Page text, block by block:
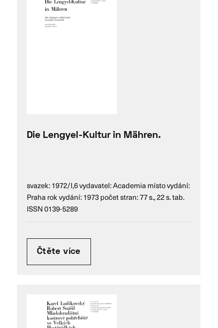
Die Lengyel-Kultur in Mähren.
svazek: 1972/I,6 vydavatel: Academia místo vydání:
Praha rok vydání: 1973 počet stran: 77 s., 22 s. tab.
ISSN 0139-5289
Čtěte více